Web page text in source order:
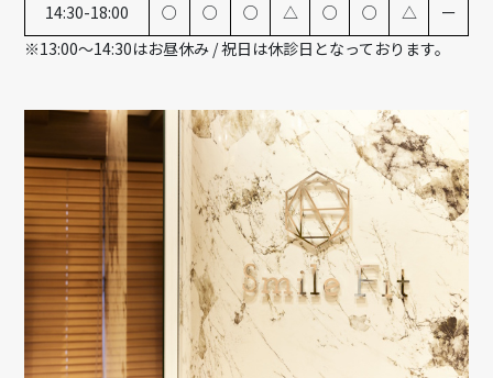
14:30-18:00 ○ ○ ○ △ ○ ○ △
ー
※13:00～14:30はお昼休み / 祝日は休診日となっております。